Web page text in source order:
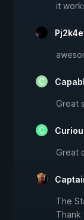
it
Great
Great
The
Thank